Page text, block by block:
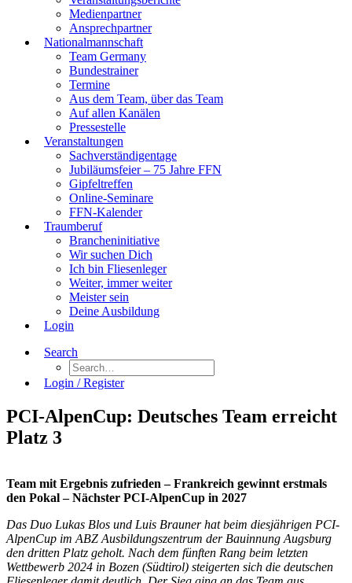
Medienpartner
Ansprechpartner
Nationalmannschaft
Team Germany
Bundestrainer
Termine
Aus dem Team, über das Team
Auf allen Kanälen
Pressestelle
Veranstaltungen
Sachverständigentage
Jubiläumsfeier – 75 Jahre FFN
Gipfeltreffen
Online-Seminare
FFN-Kalender
Traumberuf
Brancheninitiative
Wir suchen Dich
Ich bin Fliesenleger
Weiter, immer weiter
Meister sein
Deine Ausbildung
Login
Search
Login / Register
PCI-AlpenCup: Deutsches Team erreicht
Platz 3
Team mit Ergebnis zufrieden –Frankreich gewinnt erstmals
den Pokal –Nächster PCI-AlpenCup in 2027
Das Duo Lukas Blos und Luis Brauner hat beim diesjährigen PCI-
AlpenCup im ABZ Ausbildungszentrum der Bauinnung Augsburg
den dritten Platz geholt. Nach dem fünften Rang beim letzten
Wettbewerb 2024 in Bozen (Südtirol) steigerten sich die deutschen